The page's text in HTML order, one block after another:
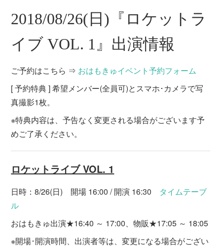
2018/08/26(日)『ロケットラ
イブ VOL. 1』出演情報
ご予約はこちら ⇒ おはもきゅイベント予約フォーム
[ 予約特典 ] 希望メンバー(全員可)とスマホ･カメラで写
真撮影1枚。
※特典内容は、予告なく変更される場合がございます予
めご了承ください。
ロケットライブ VOL. 1
日時：8/26(日) 開場 16:00 / 開演 16:30 タイムテーブ
ル
おはもきゅ出演★16:40 ～ 17:00、物販★17:05 ～ 18:05
※開場･開演時間、出演者等は、変更になる場合がござい